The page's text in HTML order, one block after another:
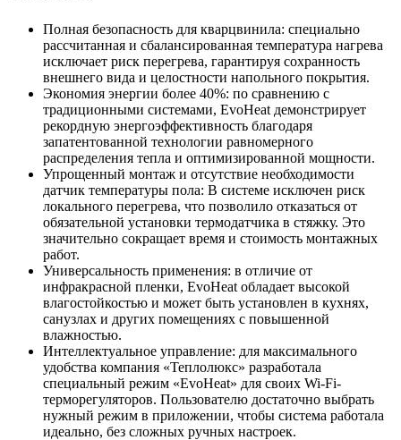
Полная безопасность для кварцвинила: специально
рассчитанная и сбалансированная температура нагрева
исключает риск перегрева, гарантируя сохранность
внешнего вида и целостности напольного покрытия.
Экономия энергии более 40%: по сравнению с
традиционными системами, EvoHeat демонстрирует
рекордную энергоэффективность благодаря
запатентованной технологии равномерного
распределения тепла и оптимизированной мощности.
Упрощенный монтаж и отсутствие необходимости
датчик температуры пола: В системе исключен риск
локального перегрева, что позволило отказаться от
обязательной установки термодатчика в стяжку. Это
значительно сокращает время и стоимость монтажных
работ.
Универсальность применения: в отличие от
инфракрасной пленки, EvoHeat обладает высокой
влагостойкостью и может быть установлен в кухнях,
санузлах и других помещениях с повышенной
влажностью.
Интеллектуальное управление: для максимального
удобства компания «Теплолюкс» разработала
специальный режим «EvoHeat» для своих Wi-Fi-
терморегуляторов. Пользователю достаточно выбрать
нужный режим в приложении, чтобы система работала
идеально, без сложных ручных настроек.